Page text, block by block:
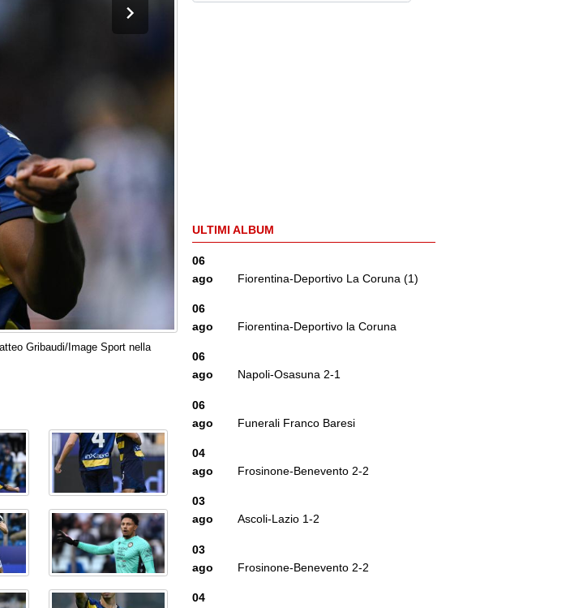
Gribaudi/Image Sport nella
ULTIMI ALBUM
06
ago
Fiorentina-Deportivo La Coruna (1)
06
ago
Fiorentina-Deportivo la Coruna
06
ago
Napoli-Osasuna 2-1
06
ago
Funerali Franco Baresi
04
ago
Frosinone-Benevento 2-2
03
ago
Ascoli-Lazio 1-2
03
ago
Frosinone-Benevento 2-2
04